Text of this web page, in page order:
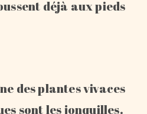
déjà aux pieds
des plantes vivaces
sont les jonquilles.